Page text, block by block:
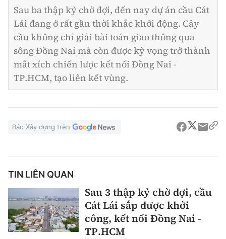
Sau ba thập kỷ chờ đợi, đến nay dự án cầu Cát
Lái đang ở rất gần thời khắc khởi động. Cây
cầu không chỉ giải bài toán giao thông qua
sông Đồng Nai mà còn được kỳ vọng trở thành
mắt xích chiến lược kết nối Đồng Nai -
TP.HCM, tạo liên kết vùng.
Báo Xây dựng trên
TIN LIÊN QUAN
Sau 3 thập kỷ chờ đợi, cầu
Cát Lái sắp được khởi
công, kết nối Đồng Nai -
TP.HCM